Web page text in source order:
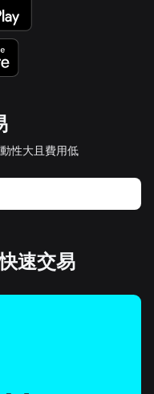
性大且費用低
速交易